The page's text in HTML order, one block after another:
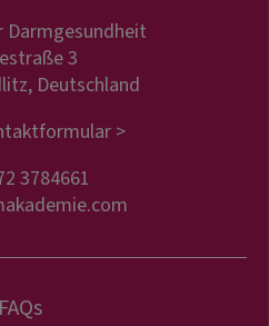
Darmgesundheit
3
Deutschland
>
3784661
FAQs